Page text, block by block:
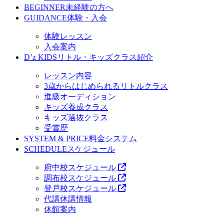
BEGINNER未経験の方へ
GUIDANCE体験・入会
体験レッスン
入会案内
D’z KIDS リトル・キッズクラス紹介
レッスン内容
3歳からはじめられるリトルクラス
進級オーディション
キッズ養成クラス
キッズ選抜クラス
受賞歴
SYSTEM & PRICE料金システム
SCHEDULEスケジュール
府中校スケジュール
調布校スケジュール
登戸校スケジュール
代講休講情報
休館案内